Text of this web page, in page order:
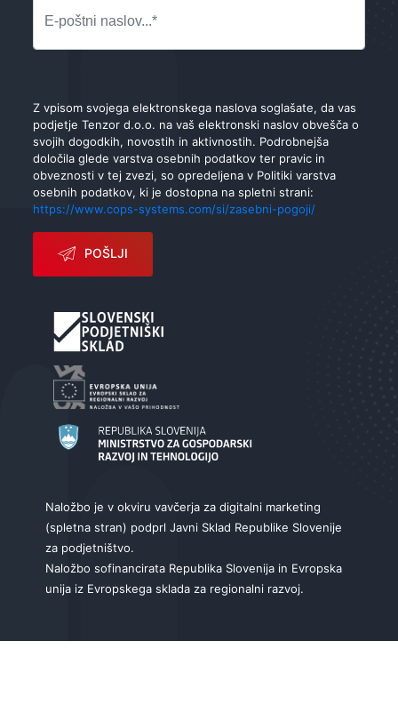
Z vpisom svojega elektronskega naslova soglašate, da vas
podjetje Tenzor d.o.o. na vaš elektronski naslov obvešča o
svojih dogodkih, novostih in aktivnostih. Podrobnejša
določila glede varstva osebnih podatkov ter pravic in
obveznosti v tej zvezi, so opredeljena v Politiki varstva
osebnih podatkov, ki je dostopna na spletni strani:
https://www.cops-systems.com/si/zasebni-pogoji/
POŠLJI
Naložbo je v okviru vavčerja za digitalni marketing
(spletna stran) podprl Javni Sklad Republike Slovenije
za podjetništvo.
Naložbo sofinancirata Republika Slovenija in Evropska
unija iz Evropskega sklada za regionalni razvoj.